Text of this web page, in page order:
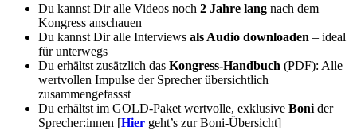
Du kannst Dir alle Videos noch 2 Jahre lang nach dem
Kongress anschauen
Du kannst Dir alle Interviews als Audio downloaden – ideal
für unterwegs
Du erhältst zusätzlich das Kongress-Handbuch (PDF): Alle
wertvollen Impulse der Sprecher übersichtlich
zusammengefassst
Du erhältst im GOLD-Paket wertvolle, exklusive Boni der
Sprecher:innen [Hier geht’s zur Boni-Übersicht]